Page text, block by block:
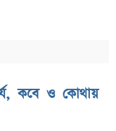
কবে ও কোথায়